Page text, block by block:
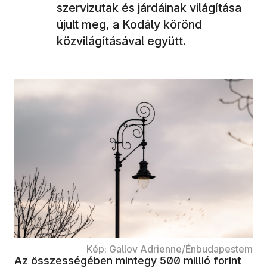
szervizutak és járdáinak világítása
újult meg, a Kodály körönd
közvilágításával együtt.
Kép: Gallov Adrienne/Énbudapestem
Az összességében mintegy 500 millió forint